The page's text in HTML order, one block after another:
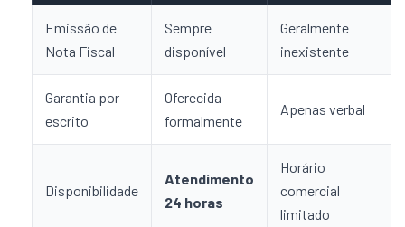
Emissão de
Nota Fiscal
Sempre
disponível
Geralmente
inexistente
Garantia por
escrito
Oferecida
formalmente
Apenas verbal
Disponibilidade
Atendimento
24 horas
Horário
comercial
limitado